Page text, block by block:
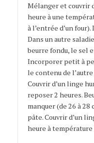
Mélanger et couvrir
heure à une
à l’entrée d’un
Dans un autre
beurre fondu, le sel
Incorporer petit à
le contenu de
Couvrir d’un linge
reposer 2 heures.
manquer (de 26 à
pâte. Couvrir d’un
heure à température